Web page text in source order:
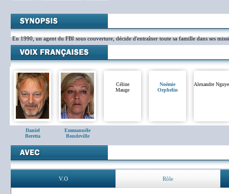
En 1990, un agent du FBI sous couverture, décide d'entraîner toute sa famille dans ses
Daniel
Beretta
Emmanuèle
Bondeville
Céline
Mauge
Noémie
Orphelin
Alexandre
V.O Rôle